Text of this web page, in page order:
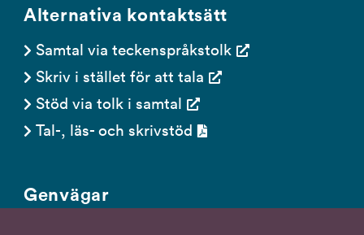
Alternativa kontaktsätt
Samtal via teckenspråkstolk
Skriv i stället för att tala
Stöd via tolk i samtal
Tal-, läs- och skrivstöd
Genvägar